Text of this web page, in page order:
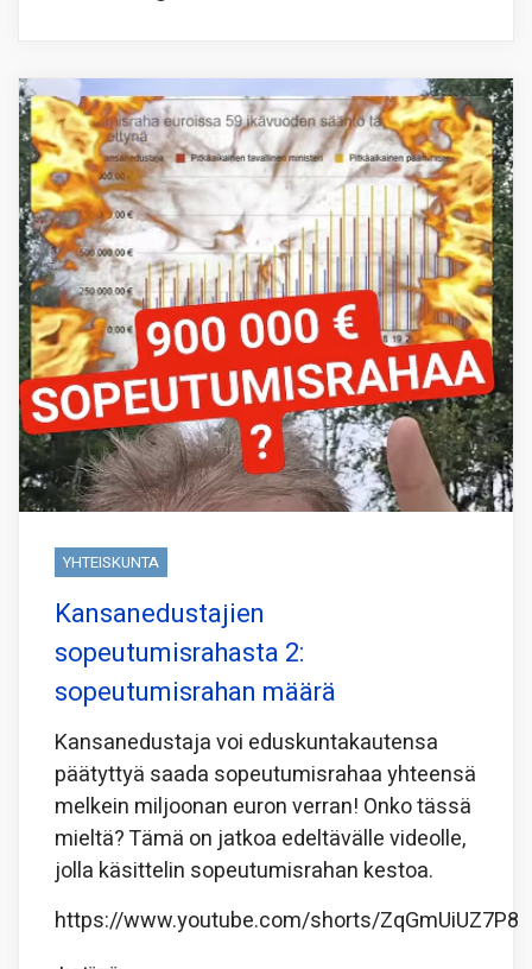
YHTEISKUNTA
Kansanedustajien
sopeutumisrahasta 2:
sopeutumisrahan määrä
Kansanedustaja voi eduskuntakautensa
päätyttyä saada sopeutumisrahaa yhteensä
melkein miljoonan euron verran! Onko tässä
mieltä? Tämä on jatkoa edeltävälle videolle,
jolla käsittelin sopeutumisrahan kestoa.
https://www.youtube.com/shorts/ZqGmUiUZ7P8